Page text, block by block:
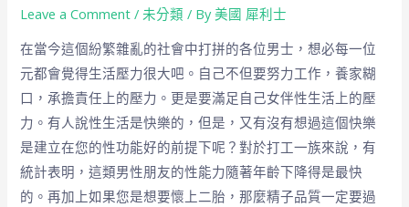
Leave a Comment / 未分類 / By美國 犀利士
在當今這個紛繁雜亂的社會中打拼的各位男士，想必每一位
元都會覺得生活壓力很大吧。自己不但要努力工作，養家糊
口，承擔責任上的壓力。更是要滿足自己女伴性生活上的壓
力。有人說性生活是快樂的，但是，又有沒有想過這個快樂
是建立在您的性功能好的前提下呢？對於打工一族來說，有
統計表明，這類男性朋友的性能力隨著年齡下降得是最快
的。再加上如果您是想要懷上二胎，那麼精子品質一定要過